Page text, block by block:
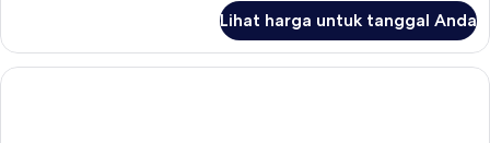
Kamar
Lihat harga untuk tanggal Anda